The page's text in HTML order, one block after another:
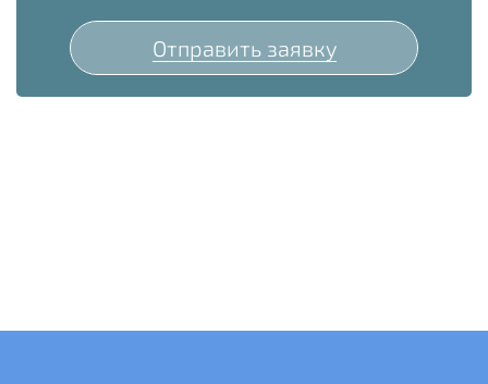
Отправить заявку